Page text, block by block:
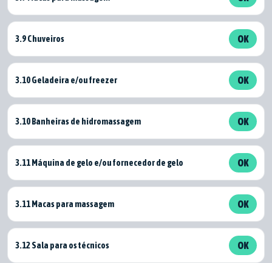
3.9 Chuveiros OK
3.10 Geladeira e/ou freezer OK
3.10 Banheiras de hidromassagem OK
3.11 Máquina de gelo e/ou fornecedor de gelo OK
3.11 Macas para massagem OK
3.12 Sala para os técnicos OK